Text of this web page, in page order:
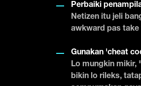
Perbaiki
Netizen itu jeli
awkward pas take
Gunakan 'cheat
Lo mungkin mikir,
bikin lo rileks,